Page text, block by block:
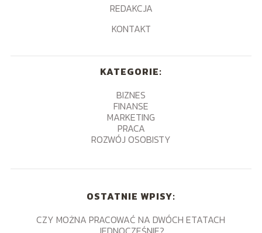
REDAKCJA
KONTAKT
KATEGORIE:
BIZNES
FINANSE
MARKETING
PRACA
ROZWÓJ OSOBISTY
OSTATNIE WPISY:
CZY MOŻNA PRACOWAĆ NA DWÓCH ETATACH